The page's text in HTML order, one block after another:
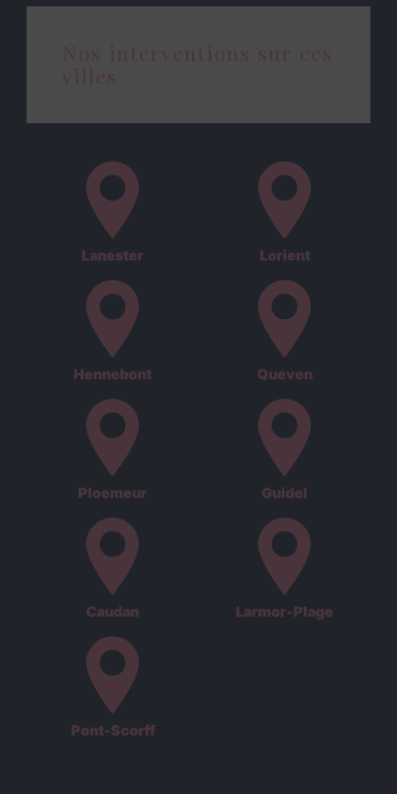
Lanester Lorient
Hennebont Queven
Ploemeur Guidel
Caudan Larmor-Plage
Pont-Scorff